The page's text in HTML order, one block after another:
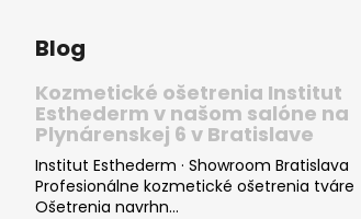
Blog
Kozmetické ošetrenia Institut
Esthederm v našom salóne na
Plynárenskej 6 v Bratislave
Institut Esthederm · Showroom Bratislava
Profesionálne kozmetické ošetrenia tváre
Ošetrenia navrhn...